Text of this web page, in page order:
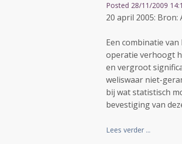
Posted 28/11/2009
20 april 2005: Bron:
Een combinatie
operatie verhoogt
en vergroot
weliswaar niet-
bij wat statistisch
bevestiging van
Lees verder ...